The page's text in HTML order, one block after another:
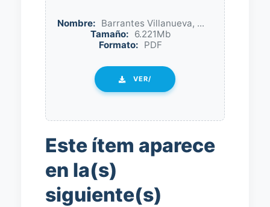
Nombre: Barrantes Villanueva, ...
Tamaño: 6.221Mb
Formato: PDF
VER/
Este ítem aparece
en la(s)
siguiente(s)